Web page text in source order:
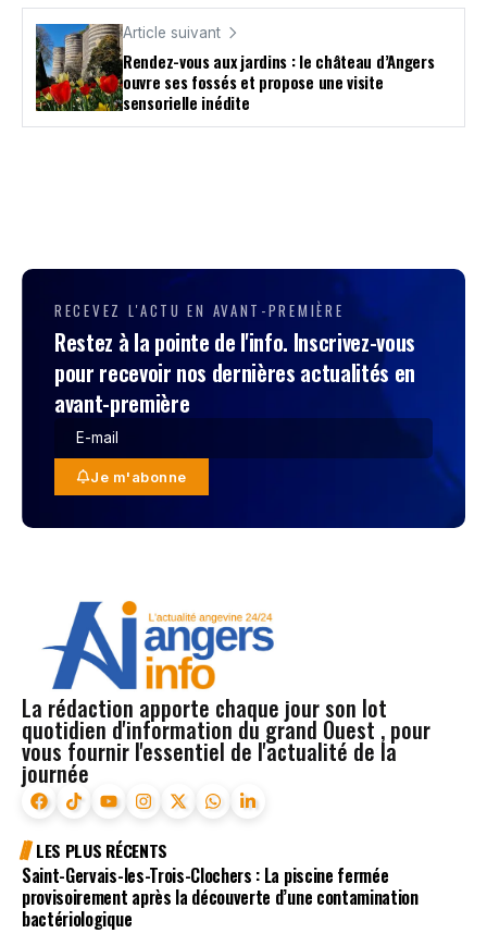
Article suivant
Rendez-vous aux jardins : le château d’Angers
ouvre ses fossés et propose une visite
sensorielle inédite
RECEVEZ L'ACTU EN AVANT-PREMIÈRE
Restez à la pointe de l'info. Inscrivez-vous
pour recevoir nos dernières actualités en
avant-première
Je m'abonne
La rédaction apporte chaque jour son lot
quotidien d'information du grand Ouest , pour
vous fournir l'essentiel de l'actualité de la
journée
LES PLUS RÉCENTS
Saint-Gervais-les-Trois-Clochers : La piscine fermée
provisoirement après la découverte d’une contamination
bactériologique